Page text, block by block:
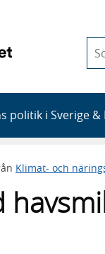
du
en
politik i Sverige &
Klimat- och